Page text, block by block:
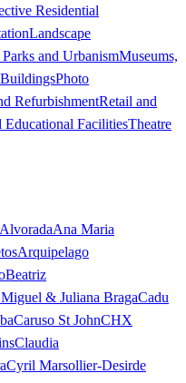
Residential
Landscape
and UrbanismMuseums,
Photo
RefurbishmentRetail and
Educational FacilitiesTheatre
AlvoradaAna Maria
Arquipelago
Beatriz
& Juliana BragaCadu
Caruso St JohnCHX
Claudia
Cyril Marsollier-Desirde